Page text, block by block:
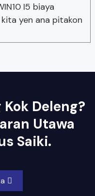
I5 biaya
yen ana pitakon
Deleng?
Utawa
Saiki.